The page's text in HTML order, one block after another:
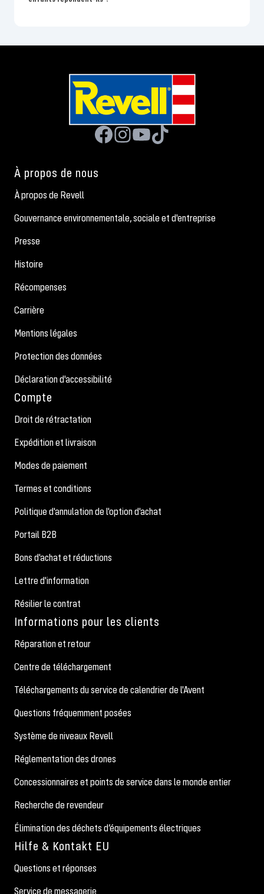
À propos de nous
À propos de Revell
Gouvernance environnementale, sociale et d'entreprise
Presse
Histoire
Récompenses
Carrière
Mentions légales
Protection des données
Déclaration d'accessibilité
Compte
Droit de rétractation
Expédition et livraison
Modes de paiement
Termes et conditions
Politique d'annulation de l'option d'achat
Portail B2B
Bons d'achat et réductions
Lettre d'information
Résilier le contrat
Informations pour les clients
Réparation et retour
Centre de téléchargement
Téléchargements du service de calendrier de l'Avent
Questions fréquemment posées
Système de niveaux Revell
Réglementation des drones
Concessionnaires et points de service dans le monde entier
Recherche de revendeur
Élimination des déchets d’équipements électriques
Hilfe & Kontakt EU
Questions et réponses
Service de messagerie